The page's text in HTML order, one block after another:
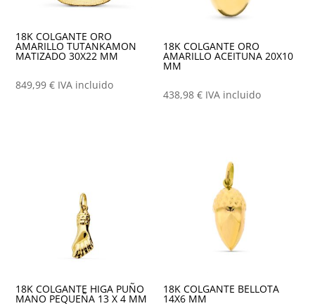
18K COLGANTE ORO
AMARILLO TUTANKAMON
MATIZADO 30X22 MM
849,99€ IVA incluido
18K COLGANTE ORO
AMARILLO ACEITUNA 20X10
MM
438,98€ IVA incluido
18K COLGANTE HIGA PUÑO
MANO PEQUEÑA 13 X 4 MM
18K COLGANTE BELLOTA
14X6 MM